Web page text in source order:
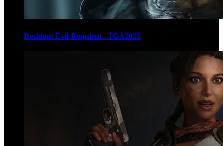
Resident Evil Requiem - TGA2025